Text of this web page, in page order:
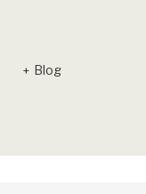
Blog